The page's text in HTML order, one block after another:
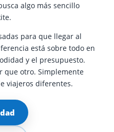
algo más sencillo
para que llegar al
está sobre todo en
y el presupuesto.
que otro. Simplemente
viajeros diferentes.